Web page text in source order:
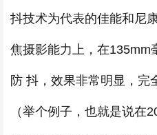
抖技术为代表的佳能和尼
焦摄影能力上，在135mm
防 抖，效果非常明显，完
（举个例子，也就是说在